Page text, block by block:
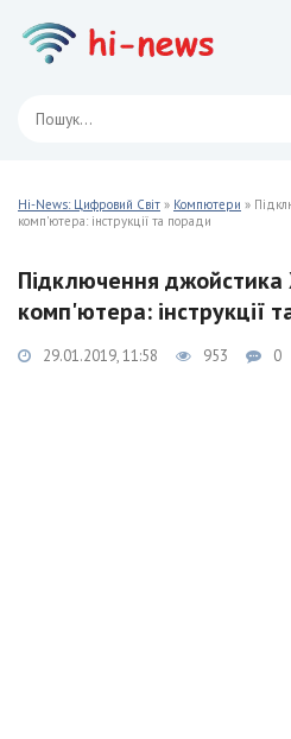
Hi-News: Цифровий Світ » Компютери »
комп'ютера: інструкції та поради
Підключення
комп'ютера: інструкції
29.01.2019, 11:58 953 0